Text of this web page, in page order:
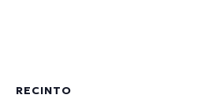
RECINTO